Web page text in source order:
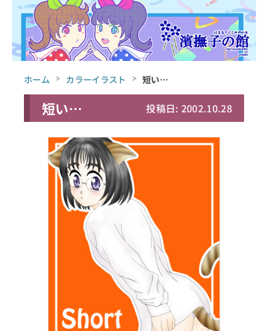
ホーム カラーイラスト 短い…
短い… 投稿日: 2002.10.28